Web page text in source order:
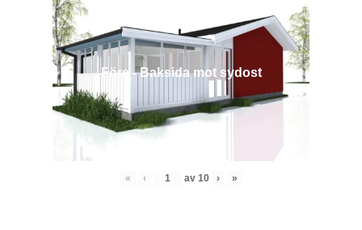
Före - Baksida mot sydost
« ‹ av 10 › »